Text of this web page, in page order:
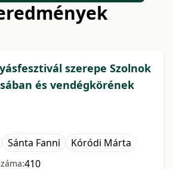
szerepe Szolnok
és vendégkörének
Sánta Fanni Kóródi Márta
410